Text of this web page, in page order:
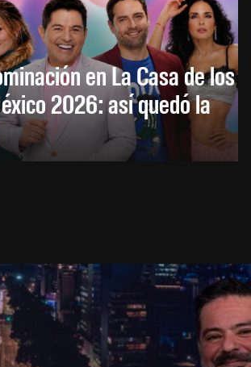
en La Casa de los
2026: así quedó la